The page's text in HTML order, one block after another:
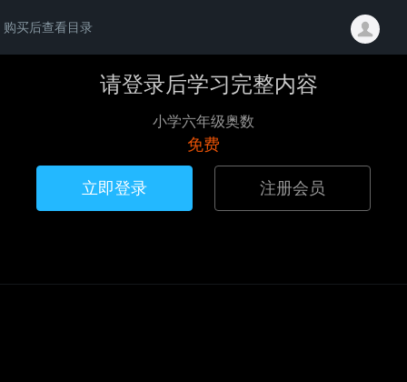
购买后查看目录
请登录后学习完整内容
小学六年级奥数
免费
立即登录 注册会员